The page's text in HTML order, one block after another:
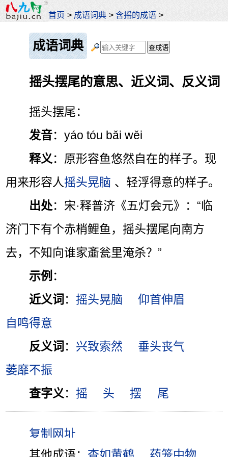
首页 > 成语词典 >含摇的成语 >
成语词典
摇头摆尾的意思、近义词、反义词
摇头摆尾：
发音：yáo tóu bǎi wěi
释义 ：原形容鱼悠然自在的样子。现
用来形容人摇头晃脑 、轻浮得意的样子。
出处：宋·释普济《五灯会元》：“临
济门下有个赤梢鲤鱼，摇头摆尾向南方
去，不知向谁家齑瓮里淹杀？”
示例 ：
近义词 ： 摇头晃脑
仰首伸眉
自鸣得意
反义词 ： 兴致索然
垂头丧气
萎靡不振
查字义 ： 摇 头 摆 尾
其他成语： 杳如黄鹤 药笼中物